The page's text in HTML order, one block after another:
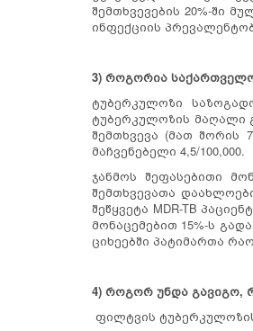
შემთხვევების 20%-ში
ინფექციის
3) როგორია
ტუბერკულოზი
ტუბერკულოზის მაღალი
შემთხვევა (მათ შორის
მაჩვენებელი 4,5/100,000.
ჯანმოს შეფასებითი
შემთხვევათა
შეწყვეტა MDR-TB
მონაცემებით 15%-ს
ციხეებში პატიმართა
4) როგორ უნდა გავიგო,
ფილტვის